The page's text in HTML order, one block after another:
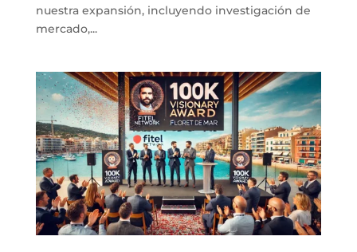
nuestra expansión, incluyendo investigación de
mercado,...